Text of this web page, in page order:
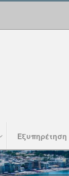
Εξυπηρέτηση